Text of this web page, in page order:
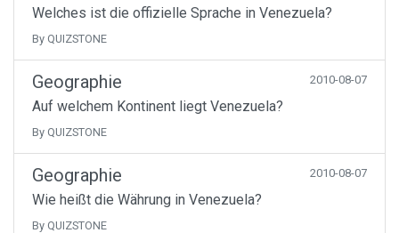
Welches ist die offizielle Sprache in Venezuela?
By QUIZSTONE
Geographie 2010-08-07
Auf welchem Kontinent liegt Venezuela?
By QUIZSTONE
Geographie 2010-08-07
Wie heißt die Währung in Venezuela?
By QUIZSTONE